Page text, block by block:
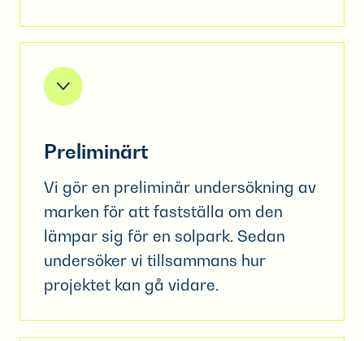
Preliminärt
Vi gör en preliminär undersökning av
marken för att fastställa om den
lämpar sig för en solpark. Sedan
undersöker vi tillsammans hur
projektet kan gå vidare.